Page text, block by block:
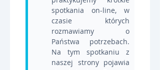
spotkania on-line, w
czasie których
rozmawiamy o
Państwa potrzebach.
Na tym spotkaniu z
naszej strony pojawia